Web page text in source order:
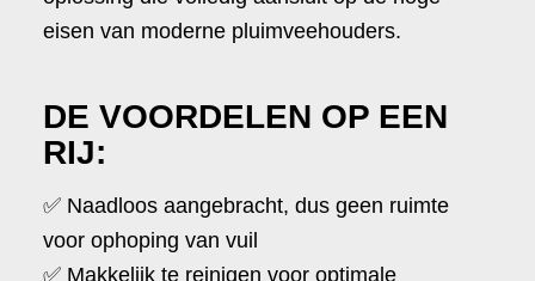
eisen van moderne pluimveehouders.
DE VOORDELEN OP EEN
RIJ:
✅ Naadloos aangebracht, dus geen ruimte
voor ophoping van vuil
✅ Makkelijk te reinigen voor optimale